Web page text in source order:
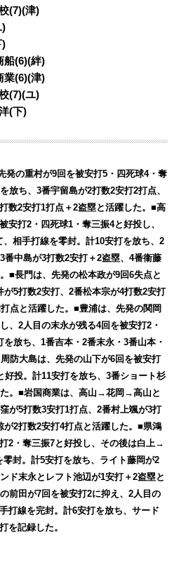
(7)(津)
)
)
船(6)(絆)
業(6)(津)
(7)(ユ)
(下)
発の重村が9回を被安打5・四死球4・奪
放ち、3番宇留島が2打数2安打2打点、
数2安打1打点＋2盗塁と活躍した。■高
安打2・四死球1・奪三振4と好投し、
相手打線を零封。計10安打を放ち、2
番中島が3打数2安打＋2盗塁、4番衞藤
■長門は、先発の松本政が9回6失点と
5打数2安打、2番松本宗が4打数2安打
点と活躍した。■豊浦は、先発の関岡
、2人目の末永が残る4回を被安打2・
放ち、1番吉本・2番末永・3番山本・
防大島は、先発の山下が6回を被安打
好投。計11安打を放ち、3番ショート杉
。■岩国商業は、高山→花岡→高山と
が5打数3安打1打点、2番村上颯が3打
2打数2安打4打点と活躍した。■県鴻
2・奪三振7と好投し、その後は白上→
封。計5安打を放ち、ライト藤岡が2
ド末永とレフト池辺が1安打＋2盗塁と
前田が7回を被安打2に抑え、2人目の
打線を完封。計6安打を放ち、サード
を記録した。